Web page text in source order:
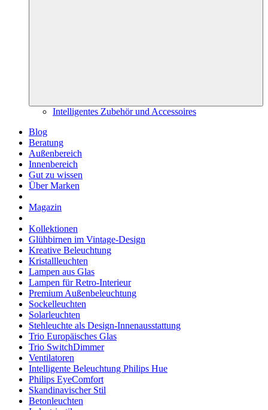
Intelligentes Zubehör und Accessoires
Blog
Beratung
Außenbereich
Innenbereich
Gut zu wissen
Über Marken
Magazin
Kollektionen
Glühbirnen im Vintage-Design
Kreative Beleuchtung
Kristallleuchten
Lampen aus Glas
Lampen für Retro-Interieur
Premium Außenbeleuchtung
Sockelleuchten
Solarleuchten
Stehleuchte als Design-Innenausstattung
Trio Europäisches Glas
Trio SwitchDimmer
Ventilatoren
Intelligente Beleuchtung Philips Hue
Philips EyeComfort
Skandinavischer Stil
Betonleuchten